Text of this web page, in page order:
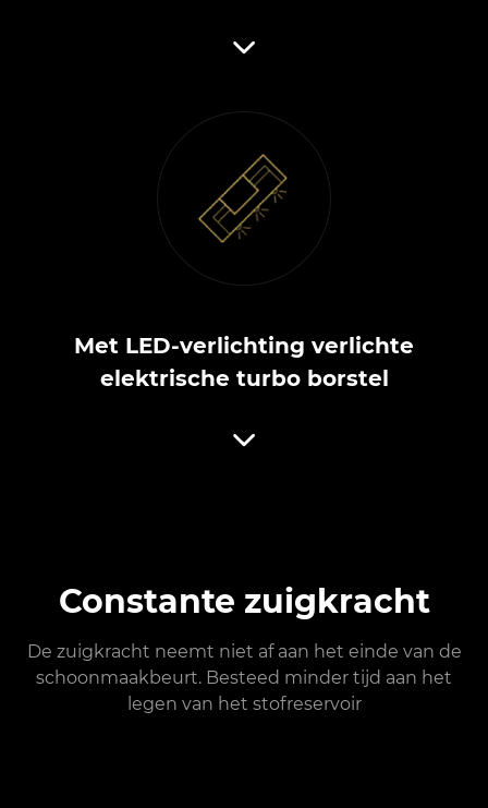
Met LED-verlichting verlichte
elektrische turbo borstel
Constante zuigkracht
De zuigkracht neemt niet af aan het einde van de
schoonmaakbeurt. Besteed minder tijd aan het
legen van het stofreservoir